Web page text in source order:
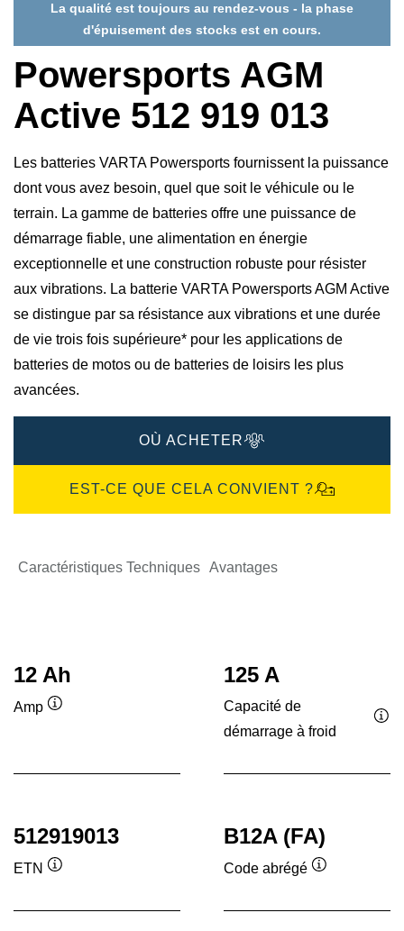
La qualité est toujours au rendez-vous - la phase
d'épuisement des stocks est en cours.
Powersports AGM
Active 512 919 013
Les batteries VARTA Powersports fournissent la puissance
dont vous avez besoin, quel que soit le véhicule ou le
terrain. La gamme de batteries offre une puissance de
démarrage fiable, une alimentation en énergie
exceptionnelle et une construction robuste pour résister
aux vibrations. La batterie VARTA Powersports AGM Active
se distingue par sa résistance aux vibrations et une durée
de vie trois fois supérieure* pour les applications de
batteries de motos ou de batteries de loisirs les plus
avancées.
OÙ ACHETER
EST-CE QUE CELA CONVIENT ?
Caractéristiques Techniques Avantages
12 Ah
Amp
125 A
Capacité de
démarrage à froid
512919013
ETN
B12A (FA)
Code abrégé